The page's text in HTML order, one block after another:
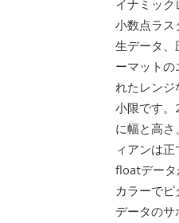
イナミッ
小数点ラ
生データ
ーマット
れたレンジ
小限です。
に幅と高
ィアンは
floatデータ
カラーで
データの